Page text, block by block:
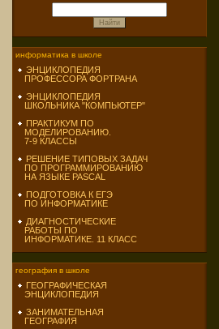
информатика в школе
ЭНЦИКЛОПЕДИЯ
ПРОФЕССОРА ФОРТРАНА
ЭНЦИКЛОПЕДИЯ
ШКОЛЬНИКА "КОМПЬЮТЕР"
ПРАКТИКУМ ПО
МОДЕЛИРОВАНИЮ.
7-9 КЛАССЫ
РЕШЕНИЕ ТИПОВЫХ ЗАДАЧ
ПО ПРОГРАММИРОВАНИЮ
НА ЯЗЫКЕ PASCAL
ПОДГОТОВКА К ЕГЭ
ПО ИНФОРМАТИКЕ
ДИАГНОСТИЧЕСКИЕ
РАБОТЫ ПО
ИНФОРМАТИКЕ. 11 КЛАСС
география в школе
ГЕОГРАФИЧЕСКАЯ
ЭНЦИКЛОПЕДИЯ
ЗАНИМАТЕЛЬНАЯ
ГЕОГРАФИЯ